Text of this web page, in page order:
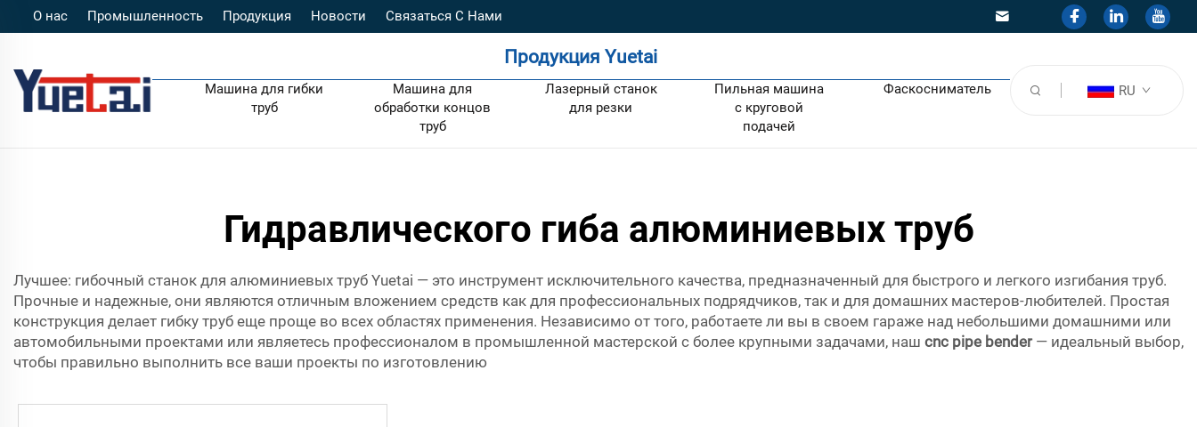
О нас Промышленность Продукция Новости Связаться С Нами
Продукция Yuetai
Машина для гибки
труб
Машина для
обработки концов
труб
Лазерный станок
для резки
Пильная машина
с круговой
подачей
Фаскосниматель RU
Гидравлического гиба алюминиевых труб
Лучшее: гибочный станок для алюминиевых труб Yuetai — это инструмент исключительного качества, предназначенный для быстрого и легкого изгибания труб.
Прочные и надежные, они являются отличным вложением средств как для профессиональных подрядчиков, так и для домашних мастеров-любителей. Простая
конструкция делает гибку труб еще проще во всех областях применения. Независимо от того, работаете ли вы в своем гараже над небольшими домашними или
автомобильными проектами или являетесь профессионалом в промышленной мастерской с более крупными задачами, наш cnc pipe bender — идеальный выбор,
чтобы правильно выполнить все ваши проекты по изготовлению